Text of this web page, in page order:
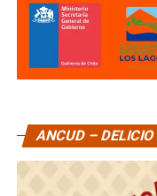
ANCUD –